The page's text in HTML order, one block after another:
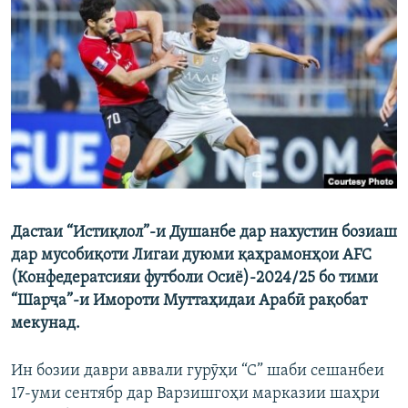
ГУЗОРИШҲОИ РАДИОӢ
Русский
ПАЙГИРӢ КУНЕД
Дастаи “Истиқлол”-и Душанбе дар нахустин бозиаш
дар мусобиқоти Лигаи дуюми қаҳрамонҳои AFC
(Конфедератсияи футболи Осиё)-2024/25 бо тими
“Шарҷа”-и Имороти Муттаҳидаи Арабӣ рақобат
мекунад.
Ин бозии даври аввали гурӯҳи “С” шаби сешанбеи
17-уми сентябр дар Варзишгоҳи марказии шаҳри